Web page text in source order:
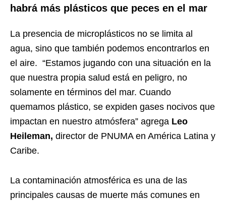
habrá más plásticos que peces en el mar
La presencia de microplásticos no se limita al
agua, sino que también podemos encontrarlos en
el aire. “Estamos jugando con una situación en la
que nuestra propia salud está en peligro, no
solamente en términos del mar. Cuando
quemamos plástico, se expiden gases nocivos que
impactan en nuestro atmósfera” agrega Leo
Heileman, director de PNUMA en América Latina y
Caribe.
La contaminación atmosférica es una de las
principales causas de muerte más comunes en